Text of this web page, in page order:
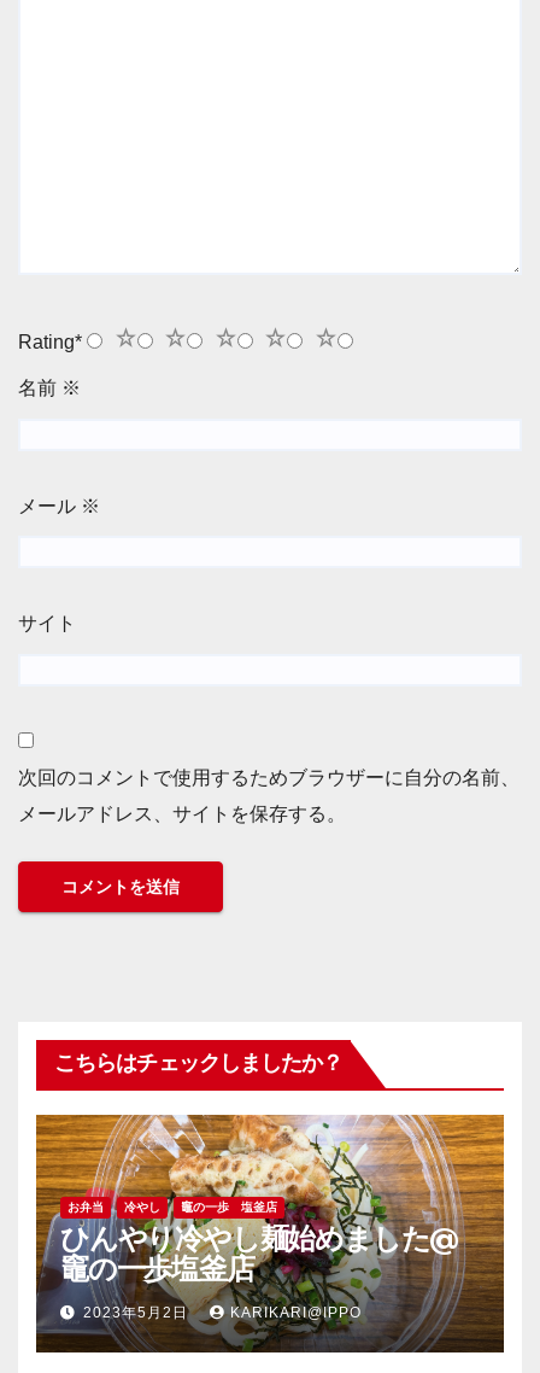
Rating* 5
4
3
2
1
名前 ※
メール ※
サイト
次回のコメントで使用するためブラウザーに自分の名前、
メールアドレス、サイトを保存する。
こちらはチェックしましたか？
お弁当 冷やし 竈の一歩 塩釜店
ひんやり冷やし麺始めました@
竈の一歩塩釜店
2023年5月2日 KARIKARI@IPPO